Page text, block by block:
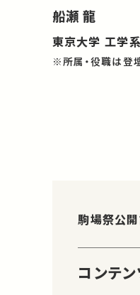
船瀬 龍
東京大学 工学
※所属・役職は登
駒場祭公
コンテ